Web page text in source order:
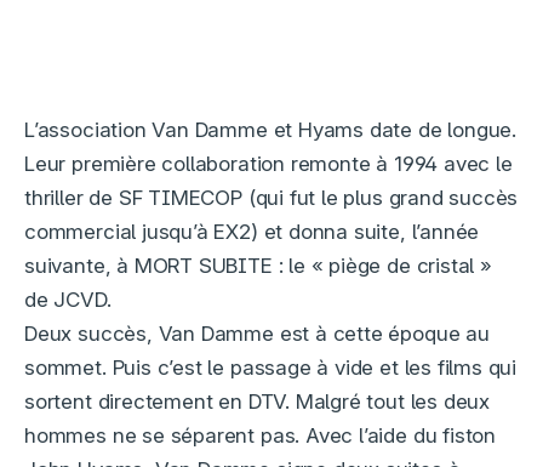
L’association Van Damme et Hyams date de longue.
Leur première collaboration remonte à 1994 avec le
thriller de SF TIMECOP (qui fut le plus grand succès
commercial jusqu’à EX2) et donna suite, l’année
suivante, à MORT SUBITE : le « piège de cristal »
de JCVD.
Deux succès, Van Damme est à cette époque au
sommet. Puis c’est le passage à vide et les films qui
sortent directement en DTV. Malgré tout les deux
hommes ne se séparent pas. Avec l’aide du fiston